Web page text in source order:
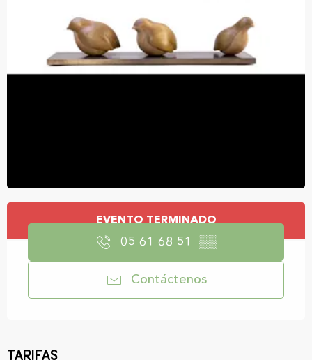
Horarios y datos de contacto
EVENTO TERMINADO
05 61 68 51 ▒▒
Contáctenos
Tarifas